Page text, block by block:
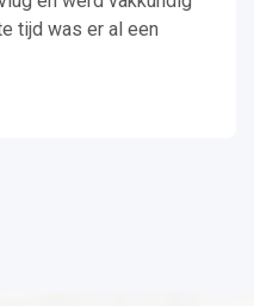
tijd was er al een